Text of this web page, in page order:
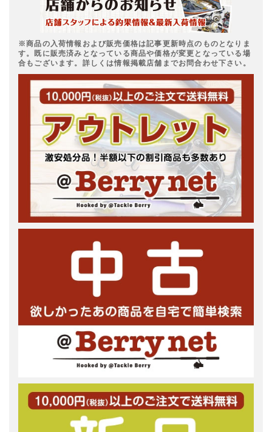
※商品の入荷情報および販売価格は記事更新時点のものとなりま
す。既に販売済みとなっている商品や価格が変更となっている場
合もございます。詳しくは情報掲載店舗までお問合わせ下さい。